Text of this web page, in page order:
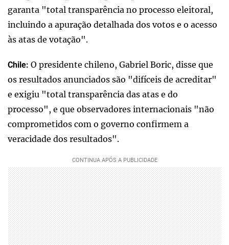
garanta "total transparência no processo eleitoral,
incluindo a apuração detalhada dos votos e o acesso
às atas de votação".
Chile: O presidente chileno, Gabriel Boric, disse que
os resultados anunciados são "difíceis de acreditar"
e exigiu "total transparência das atas e do
processo", e que observadores internacionais "não
comprometidos com o governo confirmem a
veracidade dos resultados".